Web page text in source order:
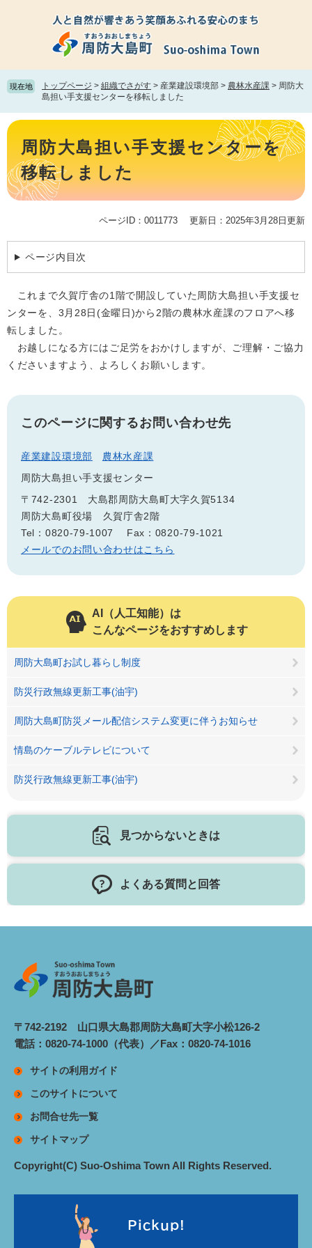
頭
で
飛
ば
て
現在地 トップページ > 組織でさがす > 産業建設環境部 > 農林水産課 > 周防大
島担い手支援センターを移転しました
本
周防大島担い手支援センターを
移転しました
ページID：0011773 更新日：2025年3月28日更新
ページ内目次
これまで久賀庁舎の1階で開設していた周防大島担い手支援セ
ンターを、3月28日(金曜日)から2階の農林水産課のフロアへ移
転しました。
お越しになる方にはご足労をおかけしますが、ご理解・ご協力
くださいますよう、よろしくお願いします。
このページに関するお問い合わせ先
産業建設環境部
農林水産課
周防大島担い手支援センター
〒742-2301 大島郡周防大島町大字久賀5134
周防大島町役場 久賀庁舎2階
Tel：0820-79-1007
Fax：0820-79-1021
メールでのお問い合わせはこちら
AI（人工知能）は
こんなページをおすすめします
周防大島町お試し暮らし制度
防災行政無線更新工事(油宇)
周防大島町防災メール配信システム変更に伴うお知らせ
情島のケーブルテレビについて
防災行政無線更新工事(油宇)
見つからないときは
よくある質問と回答
〒742-2192 山口県大島郡周防大島町大字小松126-2
電話：0820-74-1000（代表）／Fax：0820-74-1016
サイトの利用ガイド
このサイトについて
お問合せ先一覧
サイトマップ
Copyright(C) Suo-Oshima Town All Rights Reserved.